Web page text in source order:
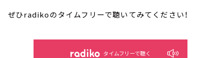
ぜひradikoのタイムフリーで聴いてみてください！
タイムフリーで聴く